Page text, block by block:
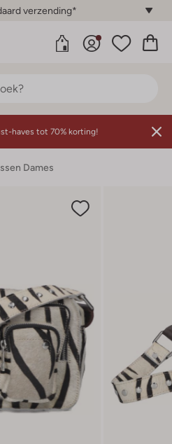
verzending*
haves tot 70% korting!
Dames